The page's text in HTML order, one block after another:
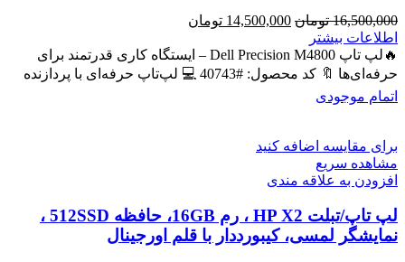
16,500,000 تومان قیمت
16,500,000 تومان
بود.
14,500,000 تومان
14,500,000 تومان
است.
اطلاعات بیشتر
🔥لپ تاپ Dell Precision M4800 – ایستگاه کاری قدرتمند برای
حرفه‌ای‌ها 🔖 کد محصول: #40743 💻 لپ‌تاپ حرفه‌ای با پردازنده
اتمام موجودی
برای مقایسه اضافه کنید
مشاهده سریع
افزودن به علاقه مندی
لپ تاپ/تبلت HP X2 ، رم 16GB، حافظه 512SSD ،
نمایشگر لمسی، کیبورددار با قلم اورجینال